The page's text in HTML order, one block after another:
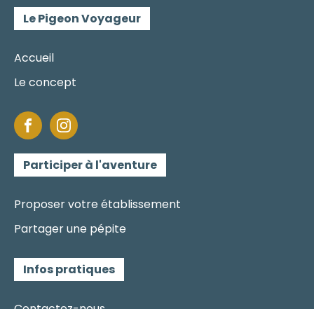
Le Pigeon Voyageur
Accueil
Le concept
Participer à l'aventure
Proposer votre établissement
Partager une pépite
Infos pratiques